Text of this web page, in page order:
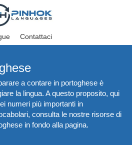
Contattaci
a contare in portoghese è
la lingua. A questo proposito, qui
numeri più importanti in
consulta le nostre risorse di
in fondo alla pagina.